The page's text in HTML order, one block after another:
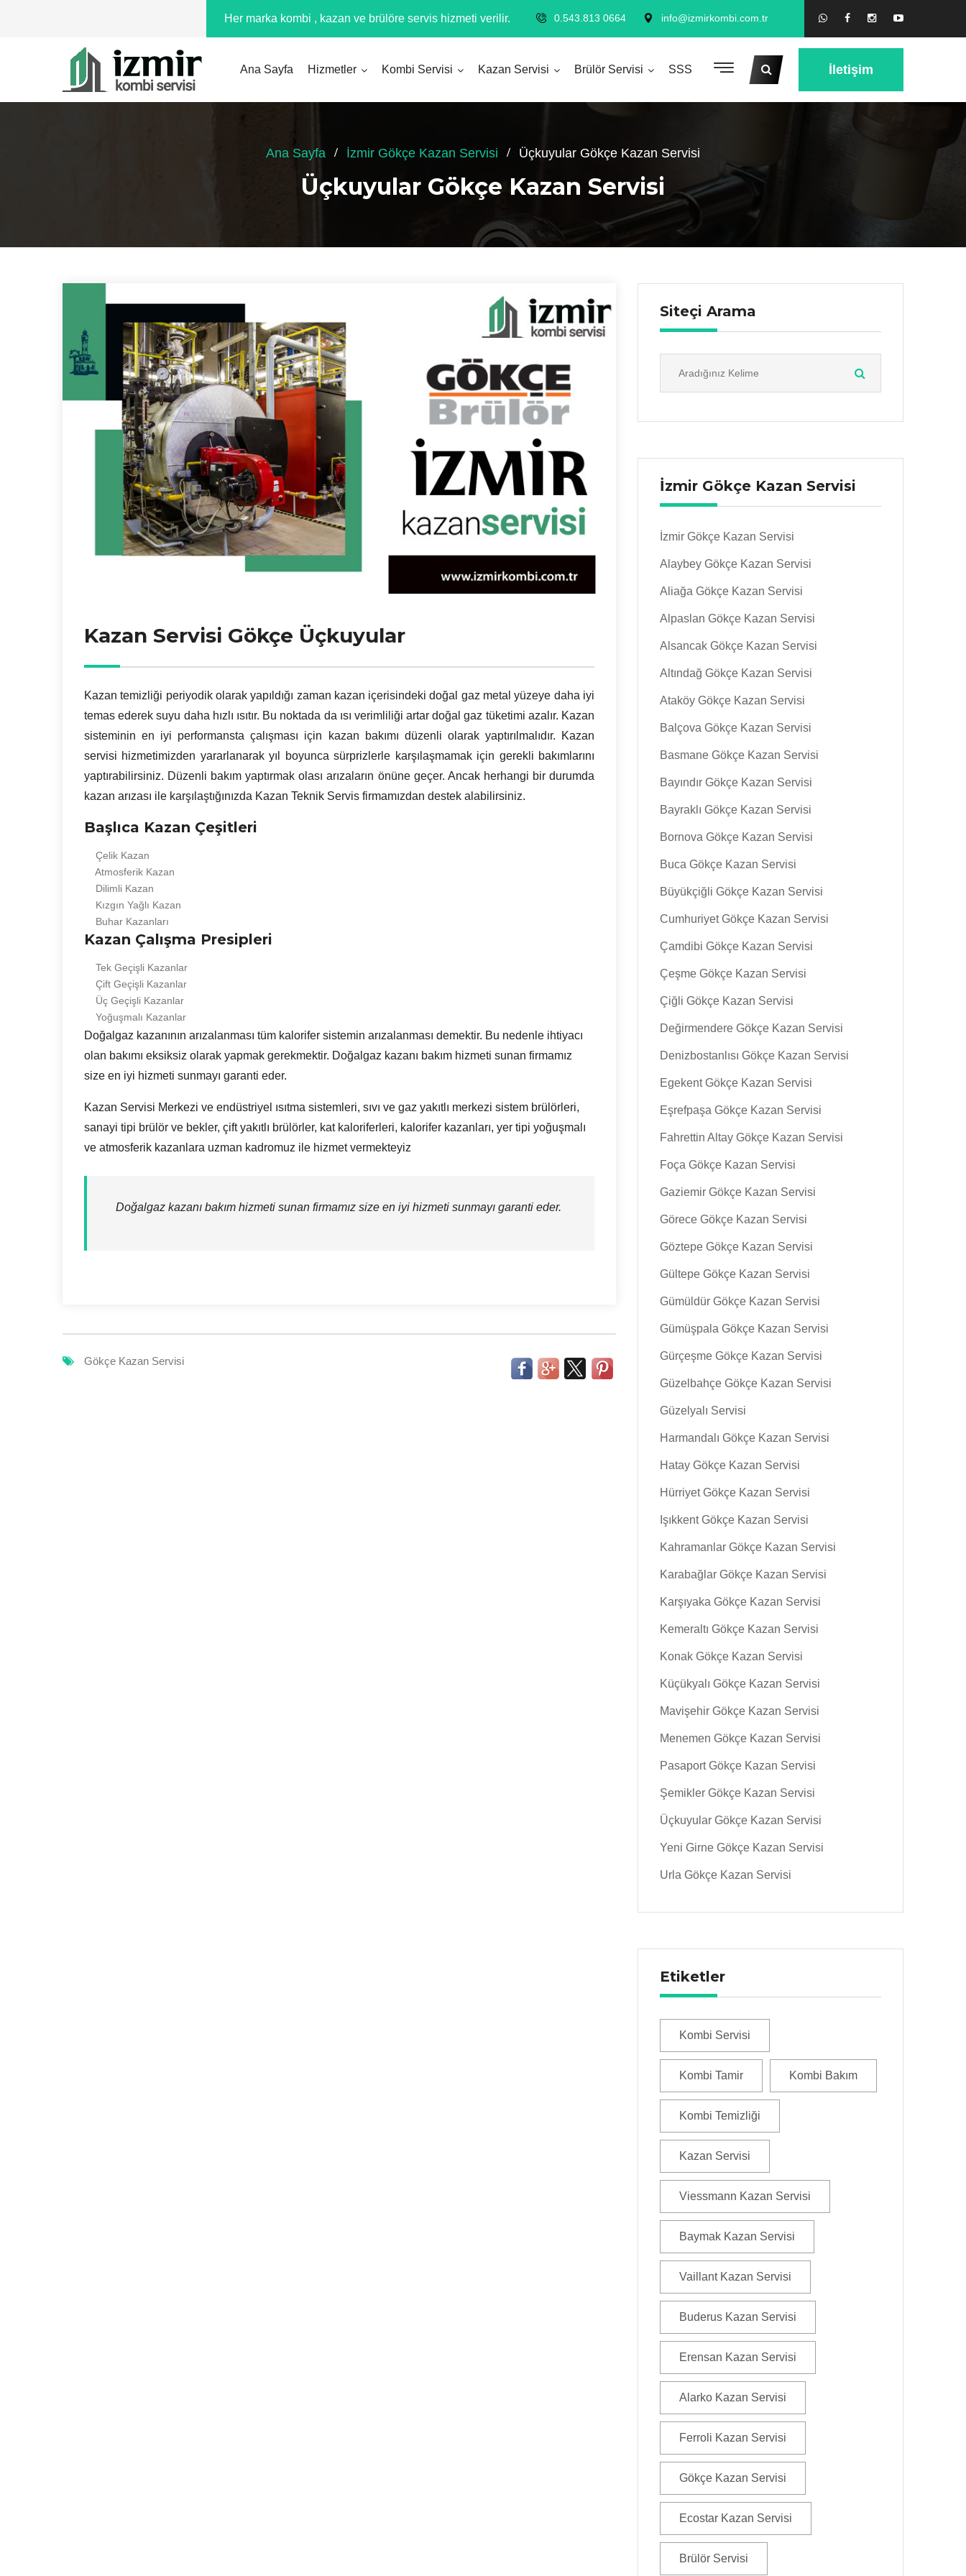
Her marka kombi , kazan ve brülöre servis hizmeti verilir. 0.543.813 0664 info@izmirkombi.com.tr
Ana Sayfa Hizmetler Kombi Servisi Kazan Servisi Brülör Servisi SSS İletişim
Ana Sayfa İzmir Gökçe Kazan Servisi Üçkuyular Gökçe Kazan Servisi
Üçkuyular Gökçe Kazan Servisi
Kazan Servisi Gökçe Üçkuyular
Kazan temizliği periyodik olarak yapıldığı zaman kazan içerisindeki doğal gaz metal yüzeye daha iyi
temas ederek suyu daha hızlı ısıtır. Bu noktada da ısı verimliliği artar doğal gaz tüketimi azalır. Kazan
sisteminin en iyi performansta çalışması için kazan bakımı düzenli olarak yaptırılmalıdır. Kazan
servisi hizmetimizden yararlanarak yıl boyunca sürprizlerle karşılaşmamak için gerekli bakımlarını
yaptırabilirsiniz. Düzenli bakım yaptırmak olası arızaların önüne geçer. Ancak herhangi bir durumda
kazan arızası ile karşılaştığınızda Kazan Teknik Servis firmamızdan destek alabilirsiniz.
Başlıca Kazan Çeşitleri
Çelik Kazan
Atmosferik Kazan
Dilimli Kazan
Kızgın Yağlı Kazan
Buhar Kazanları
Kazan Çalışma Presipleri
Tek Geçişli Kazanlar
Çift Geçişli Kazanlar
Üç Geçişli Kazanlar
Yoğuşmalı Kazanlar
Doğalgaz kazanının arızalanması tüm kalorifer sistemin arızalanması demektir. Bu nedenle ihtiyacı
olan bakımı eksiksiz olarak yapmak gerekmektir. Doğalgaz kazanı bakım hizmeti sunan firmamız
size en iyi hizmeti sunmayı garanti eder.
Kazan Servisi Merkezi ve endüstriyel ısıtma sistemleri, sıvı ve gaz yakıtlı merkezi sistem brülörleri,
sanayi tipi brülör ve bekler, çift yakıtlı brülörler, kat kaloriferleri, kalorifer kazanları, yer tipi yoğuşmalı
ve atmosferik kazanlara uzman kadromuz ile hizmet vermekteyiz
Doğalgaz kazanı bakım hizmeti sunan firmamız size en iyi hizmeti sunmayı garanti eder.
Gökçe Kazan Servisi
Siteçi Arama
İzmir Gökçe Kazan Servisi
İzmir Gökçe Kazan Servisi
Alaybey Gökçe Kazan Servisi
Aliağa Gökçe Kazan Servisi
Alpaslan Gökçe Kazan Servisi
Alsancak Gökçe Kazan Servisi
Altındağ Gökçe Kazan Servisi
Ataköy Gökçe Kazan Servisi
Balçova Gökçe Kazan Servisi
Basmane Gökçe Kazan Servisi
Bayındır Gökçe Kazan Servisi
Bayraklı Gökçe Kazan Servisi
Bornova Gökçe Kazan Servisi
Buca Gökçe Kazan Servisi
Büyükçiğli Gökçe Kazan Servisi
Cumhuriyet Gökçe Kazan Servisi
Çamdibi Gökçe Kazan Servisi
Çeşme Gökçe Kazan Servisi
Çiğli Gökçe Kazan Servisi
Değirmendere Gökçe Kazan Servisi
Denizbostanlısı Gökçe Kazan Servisi
Egekent Gökçe Kazan Servisi
Eşrefpaşa Gökçe Kazan Servisi
Fahrettin Altay Gökçe Kazan Servisi
Foça Gökçe Kazan Servisi
Gaziemir Gökçe Kazan Servisi
Görece Gökçe Kazan Servisi
Göztepe Gökçe Kazan Servisi
Gültepe Gökçe Kazan Servisi
Gümüldür Gökçe Kazan Servisi
Gümüşpala Gökçe Kazan Servisi
Gürçeşme Gökçe Kazan Servisi
Güzelbahçe Gökçe Kazan Servisi
Güzelyalı Servisi
Harmandalı Gökçe Kazan Servisi
Hatay Gökçe Kazan Servisi
Hürriyet Gökçe Kazan Servisi
Işıkkent Gökçe Kazan Servisi
Kahramanlar Gökçe Kazan Servisi
Karabağlar Gökçe Kazan Servisi
Karşıyaka Gökçe Kazan Servisi
Kemeraltı Gökçe Kazan Servisi
Konak Gökçe Kazan Servisi
Küçükyalı Gökçe Kazan Servisi
Mavişehir Gökçe Kazan Servisi
Menemen Gökçe Kazan Servisi
Pasaport Gökçe Kazan Servisi
Şemikler Gökçe Kazan Servisi
Üçkuyular Gökçe Kazan Servisi
Yeni Girne Gökçe Kazan Servisi
Urla Gökçe Kazan Servisi
Etiketler
Kombi Servisi
Kombi Tamir Kombi Bakım
Kombi Temizliği
Kazan Servisi
Viessmann Kazan Servisi
Baymak Kazan Servisi
Vaillant Kazan Servisi
Buderus Kazan Servisi
Erensan Kazan Servisi
Alarko Kazan Servisi
Ferroli Kazan Servisi
Gökçe Kazan Servisi
Ecostar Kazan Servisi
Brülör Servisi